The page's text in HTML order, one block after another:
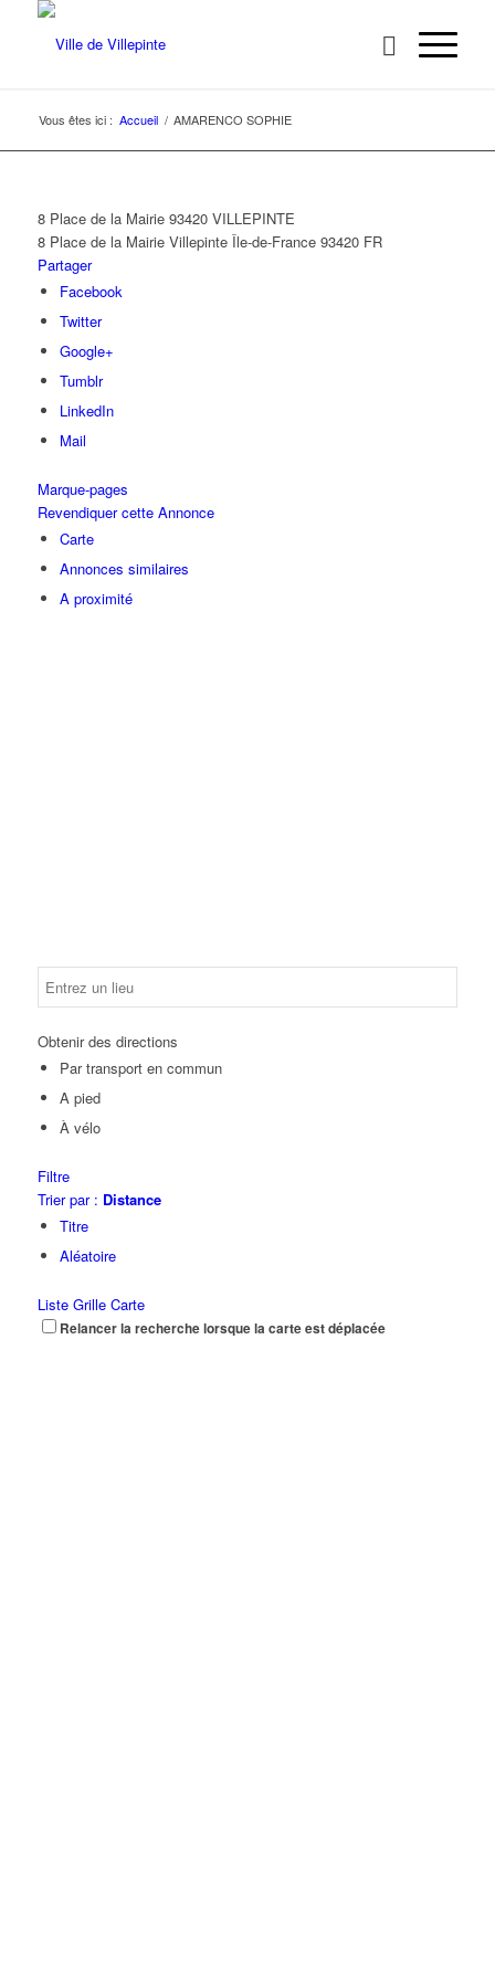
Vous êtes ici : Accueil / AMARENCO SOPHIE
8 Place de la Mairie 93420 VILLEPINTE
8 Place de la Mairie Villepinte Île-de-France 93420 FR
Partager
Facebook
Twitter
Google+
Tumblr
LinkedIn
Mail
Marque-pages
Revendiquer cette Annonce
Carte
Annonces similaires
A proximité
Obtenir des directions
Par transport en commun
A pied
À vélo
Filtre
Trier par : Distance
Titre
Aléatoire
Liste Grille Carte
Relancer la recherche lorsque la carte est déplacée